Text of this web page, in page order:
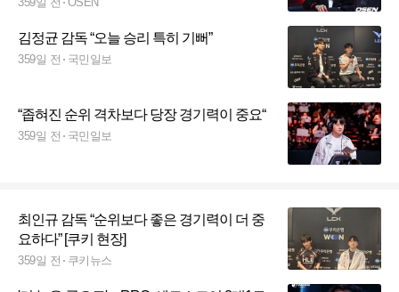
김정균 감독 “오늘 승리 특히 기뻐”
359일 전 국민일보
“좁혀진 순위 격차보다 당장 경기력이 중요“
359일 전 국민일보
최인규 감독 “순위보다 좋은 경기력이 더 중
요하다” [쿠키 현장]
359일 전 쿠키뉴스